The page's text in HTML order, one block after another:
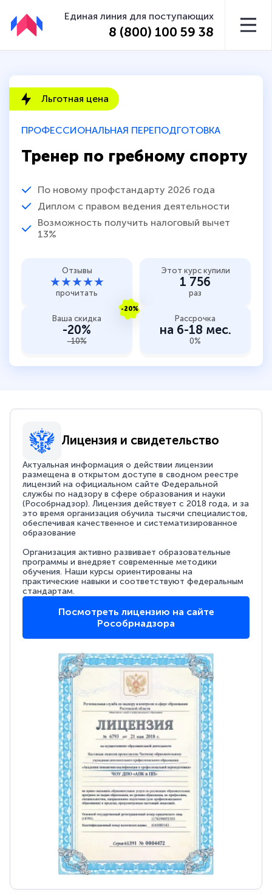
Единая линия для поступающих
8 (800) 100 59 38
ПРОФЕССИОНАЛЬНАЯ ПЕРЕПОДГОТОВКА
Тренер по гребному спорту
По новому профстандарту 2026 года
Диплом с правом ведения деятельности
Возможность получить налоговый вычет
13%
Льготная цена
Отзывы
★★★★★
прочитать
Этот курс купили
1 756
раз
-20%
Ваша скидка
-20%
-10%
Рассрочка
на 6-18 мес.
0%
Лицензия и свидетельство
Актуальная информация о действии лицензии
размещена в открытом доступе в сводном реестре
лицензий на официальном сайте Федеральной
службы по надзору в сфере образования и науки
(Рособрнадзор). Лицензия действует с 2018 года, и за
это время организация обучила тысячи специалистов,
обеспечивая качественное и систематизированное
образование
Организация активно развивает образовательные
программы и внедряет современные методики
обучения. Наши курсы ориентированы на
практические навыки и соответствуют федеральным
стандартам.
Посмотреть лицензию на сайте
Рособрнадзора